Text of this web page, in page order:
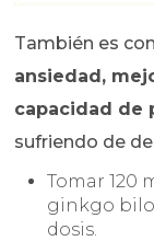
También es
ansiedad,
capacidad de
sufriendo de
Tomar 120
ginkgo
dosis.